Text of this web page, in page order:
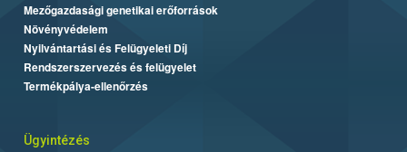
Mezőgazdasági genetikai erőforrások
Növényvédelem
Nyilvántartási és Felügyeleti Díj
Rendszerszervezés és felügyelet
Termékpálya-ellenőrzés
Ügyintézés